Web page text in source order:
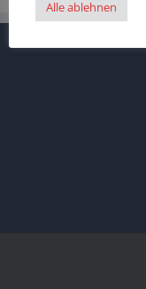
Alle ablehnen